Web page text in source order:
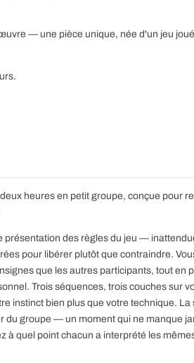
— une pièce unique, née d'un jeu
heures en petit groupe, conçue pour
présentation des règles du jeu —
pour libérer plutôt que contraindre.
que les autres participants, tout en
Trois séquences, trois couches sur
instinct bien plus que votre technique. La
du groupe — un moment qui ne manque
à quel point chacun a interprété les